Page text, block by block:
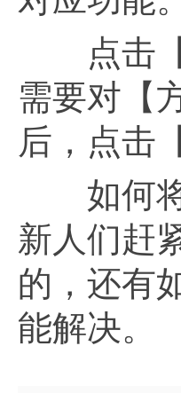
点击【
需要对【
后，点击
如何将
新人们赶
的，还有
能解决。